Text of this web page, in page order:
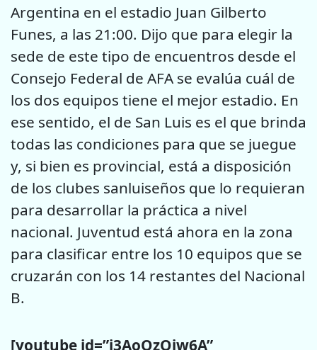
Argentina en el estadio Juan Gilberto
Funes, a las 21:00. Dijo que para elegir la
sede de este tipo de encuentros desde el
Consejo Federal de AFA se evalúa cuál de
los dos equipos tiene el mejor estadio. En
ese sentido, el de San Luis es el que brinda
todas las condiciones para que se juegue
y, si bien es provincial, está a disposición
de los clubes sanluiseños que lo requieran
para desarrollar la práctica a nivel
nacional. Juventud está ahora en la zona
para clasificar entre los 10 equipos que se
cruzarán con los 14 restantes del Nacional
B.
[youtube id=”i3AoOzQjw6A”